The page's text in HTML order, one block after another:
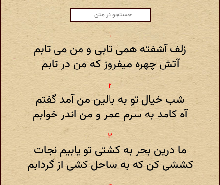
زلف آشفته همی تابی و من می تابم
آتش چهره میفروز که من در تابم
شب خیال تو به بالین من آمد گفتم
آه کامد به سرم عمر و من اندر خوابم
ما درین بحر به کشتی تو یابیم نجات
کششی کن که به ساحل کشی از گردابم